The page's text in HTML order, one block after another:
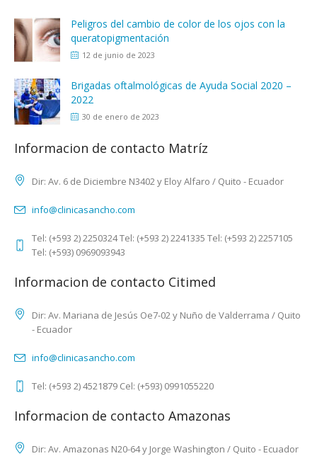
Peligros del cambio de color de los ojos con la
queratopigmentación
12 de junio de 2023
Brigadas oftalmológicas de Ayuda Social 2020 –
2022
30 de enero de 2023
Informacion de contacto Matríz
Dir: Av. 6 de Diciembre N3402 y Eloy Alfaro / Quito - Ecuador
info@clinicasancho.com
Tel: (+593 2) 2250324 Tel: (+593 2) 2241335 Tel: (+593 2) 2257105
Tel: (+593) 0969093943
Informacion de contacto Citimed
Dir: Av. Mariana de Jesús Oe7-02 y Nuño de Valderrama / Quito
- Ecuador
info@clinicasancho.com
Tel: (+593 2) 4521879 Cel: (+593) 0991055220
Informacion de contacto Amazonas
Dir: Av. Amazonas N20-64 y Jorge Washington / Quito - Ecuador